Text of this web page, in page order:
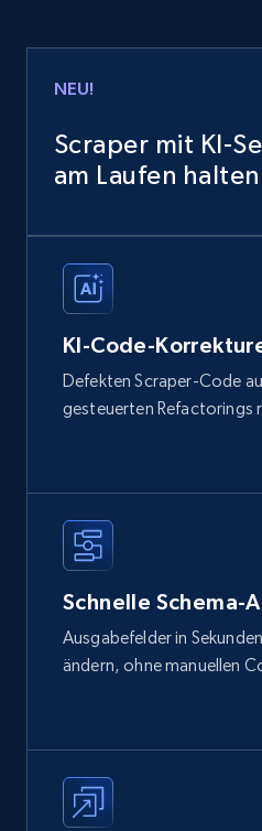
NEU!
Scraper mit KI-
am Laufen halten
KI-Code-
Defekten Scraper-Code
gesteuerten Refactorings
Schnelle Schema-
Ausgabefelder in
ändern, ohne manuellen